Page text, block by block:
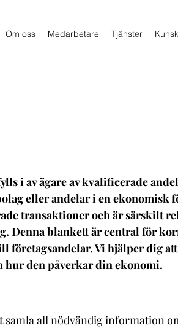
Om oss Medarbetare Tjänster
i av ägare av kvalificerade
eller andelar i en ekonomisk
transaktioner och är särskilt
Denna blankett är central för
företagsandelar. Vi hjälper dig
hur den påverkar din ekonomi.
samla all nödvändig information